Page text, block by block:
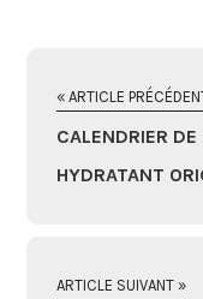
« ARTICLE
CALENDRIER
HYDRATANT
ARTICLE SUIVANT »